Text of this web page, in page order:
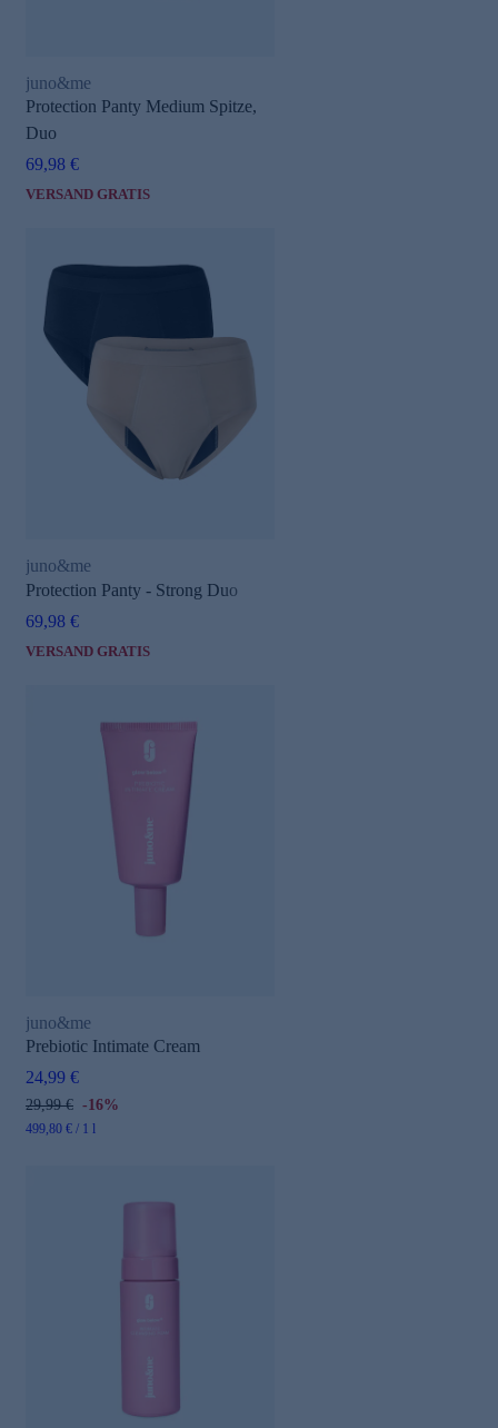
juno&me
Protection Panty Medium Spitze,
Duo
69,98 €
VERSAND GRATIS
juno&me
Protection Panty - Strong Duo
69,98 €
VERSAND GRATIS
juno&me
Prebiotic Intimate Cream
24,99 €
29,99 € -16%
499,80 € / 1 l